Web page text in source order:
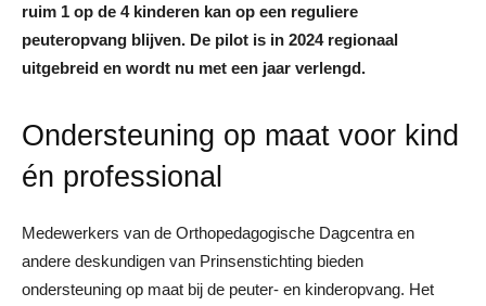
ruim 1 op de 4 kinderen kan op een reguliere
peuteropvang blijven. De pilot is in 2024 regionaal
uitgebreid en wordt nu met een jaar verlengd.
Ondersteuning op maat voor kind
én professional
Medewerkers van de Orthopedagogische Dagcentra en
andere deskundigen van Prinsenstichting bieden
ondersteuning op maat bij de peuter- en kinderopvang. Het